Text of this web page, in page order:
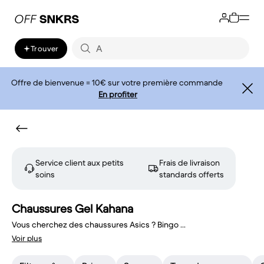
Trouver
Offre de bienvenue = 10€ sur votre première commande
En profiter
Service client aux petits
soins
Frais de livraison
standards offerts
Chaussures Gel Kahana
Vous cherchez des chaussures Asics ? Bingo...
Voir plus